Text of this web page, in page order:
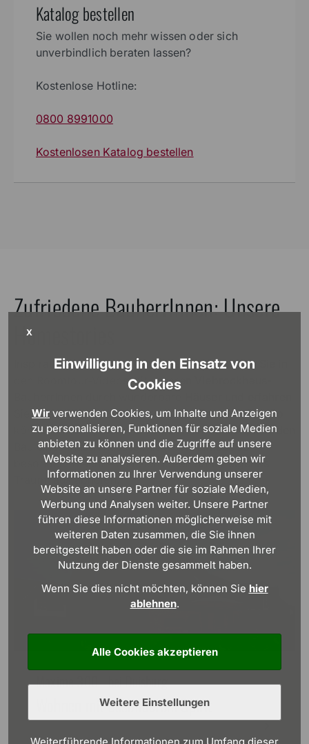
X
Einwilligung in den Einsatz von
Cookies
Wir verwenden Cookies, um Inhalte und Anzeigen
zu personalisieren, Funktionen für soziale Medien
anbieten zu können und die Zugriffe auf unsere
Website zu analysieren. Außerdem geben wir
Informationen zu Ihrer Verwendung unserer
Website an unsere Partner für soziale Medien,
Werbung und Analysen weiter. Unsere Partner
führen diese Informationen möglicherweise mit
weiteren Daten zusammen, die Sie ihnen
bereitgestellt haben oder die sie im Rahmen Ihrer
Nutzung der Dienste gesammelt haben.
Wenn Sie dies nicht möchten, können Sie hier
ablehnen.
Alle Cookies akzeptieren
Weitere Einstellungen
Weiterführende Informationen zum Umfang dieser
Katalog bestellen
Sie wollen noch mehr wissen oder sich
unverbindlich beraten lassen?
Kostenlose Hotline:
0800 8991000
Kostenlosen Katalog bestellen
Zufriedene BauherrInnen: Unsere
Homestories
Inspiration für Ihren Hausbau gefällig? Streifen Sie in
den Roomtour-Videos mit unseren Viebrockhaus-
Sie, wie Planung, Bemusterung und Bau abliefen. So
können Sie am „lebenden Objekt“ ent­decken, was den
Bau eines Massivhauses mit Viebrockhaus so
besonders macht – und sich Ideen für Ihr eigenes
Traumhaus abholen.
Maxime 300 - bei Duisburg
Wohnen mit besonderem Spirit